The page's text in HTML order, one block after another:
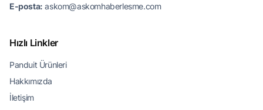
E-posta: askom@askomhaberlesme.com
Hızlı Linkler
Panduit Ürünleri
Hakkımızda
İletişim